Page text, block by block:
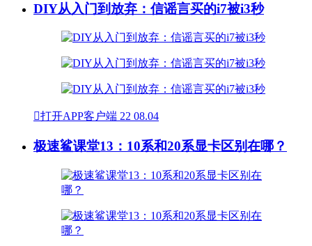
DIY从入门到放弃：信谣言买的i7被i3秒
打开APP客户端 22 08.04
极速鲨课堂13：10系和20系显卡区别在哪？